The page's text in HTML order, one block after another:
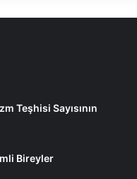
Teşhisi Sayısının
Bireyler